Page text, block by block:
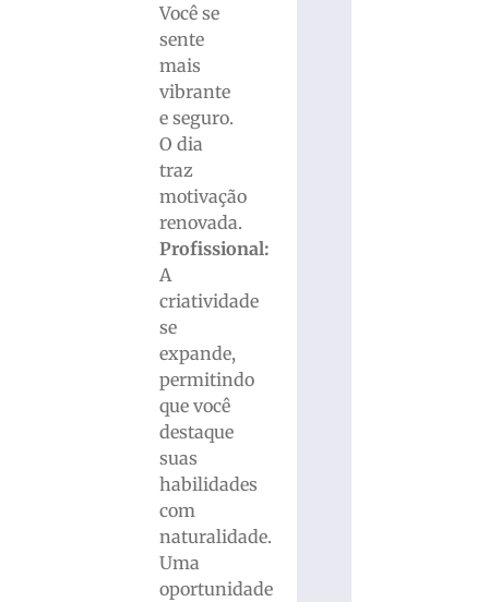
Você se
sente
mais
vibrante
e seguro.
O dia
traz
motivação
renovada.
Profissional:
A
criatividade
se
expande,
permitindo
que você
destaque
suas
habilidades
com
naturalidade.
Uma
oportunidade